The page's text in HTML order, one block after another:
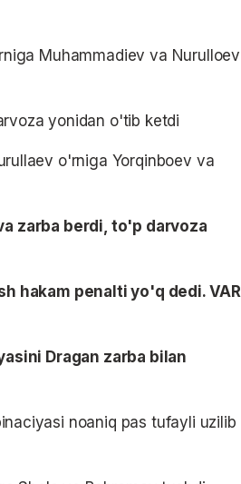
Muhammadiev va Nurulloev
yonidan o'tib ketdi
o'rniga Yorqinboev va
zarba berdi, to'p darvoza
hakam penalti yo'q dedi. VAR
Dragan zarba bilan
noaniq pas tufayli uzilib